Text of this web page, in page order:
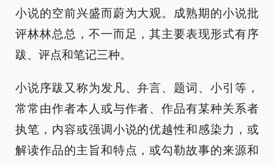
小说的空前兴盛而蔚为大观。成熟期的小说批
评林林总总，不一而足，其主要表现形式有序
跋、评点和笔记三种。
小说序跋又称为发凡、弁言、题词、小引等，
常常由作者本人或与作者、作品有某种关系者
执笔，内容或强调小说的优越性和感染力，或
解读作品的主旨和特点，或勾勒故事的来源和